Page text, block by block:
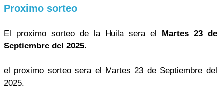
Proximo sorteo
El proximo sorteo de la Huila sera el Martes 23 de
Septiembre del 2025.
el proximo sorteo sera el Martes 23 de Septiembre del
2025.